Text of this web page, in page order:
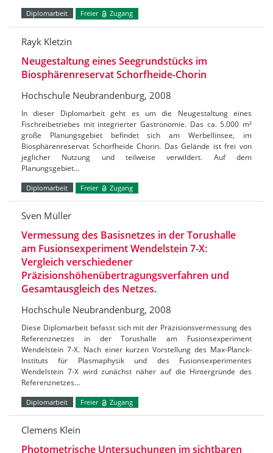
Diplomarbeit Freier Zugang
Rayk Kletzin
Neugestaltung eines Seegrundstücks im
Biosphärenreservat Schorfheide-Chorin
Hochschule Neubrandenburg, 2008
In dieser Diplomarbeit geht es um die Neugestaltung eines
Fischreibetriebes mit integrierter Gastronomie. Das ca. 5.000 m²
große Planungsgebiet befindet sich am Werbellinsee, im
Biosphärenreservat Schorfheide Chorin. Das Gelände ist frei von
jeglicher Nutzung und teilweise verwildert. Auf dem
Planungsgebiet…
Diplomarbeit Freier Zugang
Sven Müller
Vermessung des Basisnetzes in der Torushalle
am Fusionsexperiment Wendelstein 7-X:
Vergleich verschiedener
Präzisionshöhenübertragungsverfahren und
Gesamtausgleich des Netzes.
Hochschule Neubrandenburg, 2008
Diese Diplomarbeit befasst sich mit der Präzisionsvermessung des
Referenznetzes in der Torushalle am Fusionsexperiment
Wendelstein 7-X. Nach einer kurzen Vorstellung des Max-Planck-
Instituts für Plasmaphysik und des Fusionsexperimentes
Wendelstein 7-X wird zunächst näher auf die Hintergründe des
Referenznetzes…
Diplomarbeit Freier Zugang
Clemens Klein
Photometrische Untersuchungen im sichtbaren